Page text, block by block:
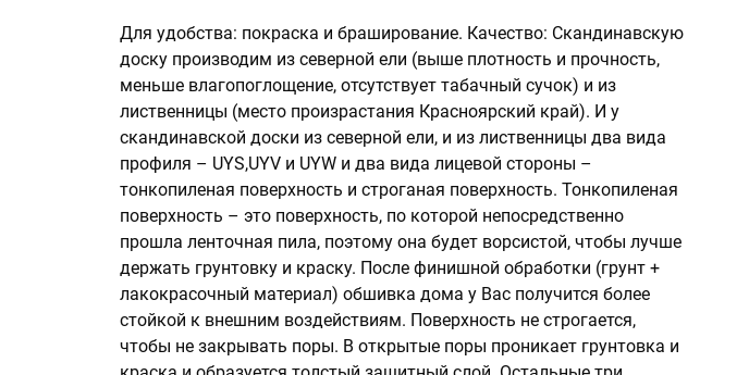
Для удобства: покраска и браширование. Качество: Скандинавскую
доску производим из северной ели (выше плотность и прочность,
меньше влагопоглощение, отсутствует табачный сучок) и из
лиственницы (место произрастания Красноярский край). И у
скандинавской доски из северной ели, и из лиственницы два вида
профиля – UYS,UYV и UYW и два вида лицевой стороны –
тонкопиленая поверхность и строганая поверхность. Тонкопиленая
поверхность – это поверхность, по которой непосредственно
прошла ленточная пила, поэтому она будет ворсистой, чтобы лучше
держать грунтовку и краску. После финишной обработки (грунт +
лакокрасочный материал) обшивка дома у Вас получится более
стойкой к внешним воздействиям. Поверхность не строгается,
чтобы не закрывать поры. В открытые поры проникает грунтовка и